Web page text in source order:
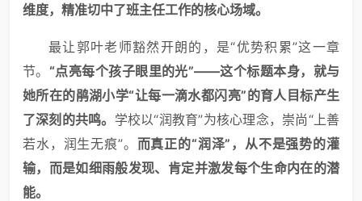
维度，精准切中了班主任工作的核心场域。
最让郭叶老师豁然开朗的，是“优势积累”这一章
节。 “点亮每个孩子眼里的光”——这个标题本身，就与
她所在的鹃湖小学“让每一滴水都闪亮”的育人目标产生
了深刻的共鸣。 学校以“润教育”为核心理念，崇尚“上善
若水，润生无痕”。 而真正的“润泽”，从不是强势的灌
输，而是如细雨般发现、肯定并激发每个生命内在的潜
能。